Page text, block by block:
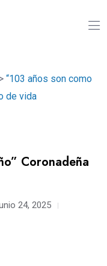
> “103 años son como
de vida
Coronadeña
24, 2025